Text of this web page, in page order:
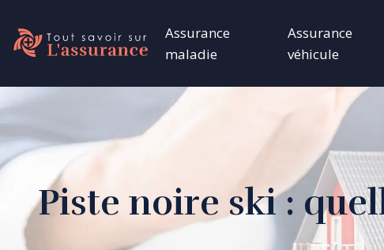
Assurance
maladie
Assurance
véhicule
Piste noire ski :